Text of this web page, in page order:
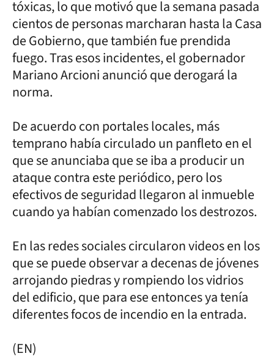
tóxicas, lo que motivó que la semana pasada
cientos de personas marcharan hasta la Casa
de Gobierno, que también fue prendida
fuego. Tras esos incidentes, el gobernador
Mariano Arcioni anunció que derogará la
norma.
De acuerdo con portales locales, más
temprano había circulado un panfleto en el
que se anunciaba que se iba a producir un
ataque contra este periódico, pero los
efectivos de seguridad llegaron al inmueble
cuando ya habían comenzado los destrozos.
En las redes sociales circularon videos en los
que se puede observar a decenas de jóvenes
arrojando piedras y rompiendo los vidrios
del edificio, que para ese entonces ya tenía
diferentes focos de incendio en la entrada.
(EN)